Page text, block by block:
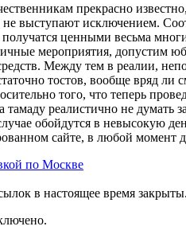
прекрасно
выступают исключением.
получатся ценными весьма
мероприятия, допустим
Между тем в реалии,
тостов, вообще вряд
того, что теперь
тамаду реалистично не
обойдутся в невысокую
сайте, в любой момент
по Москве
в настоящее время закрыты.